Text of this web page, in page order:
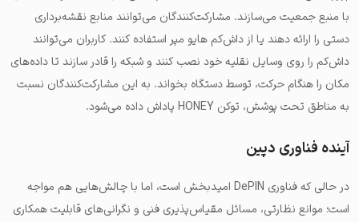
با منبع جمعیت می‌سازند. مشارکت‌کنندگان می‌توانند منابع نقشه‌برداری
دستی را ارائه دهند یا از داش‌کم هایو مپر استفاده کنند. کاربران می‌توانند
داش‌کم را روی وسایل نقلیه خود نصب کنند و شبکه را قادر سازند تا داده‌های
مکان را هنگام حرکت، توسط دستگاه بخواند. به این مشارکت‌کنندگان نسبت
به مناطق تحت پوشش، توکن HONEY پاداش داده می‌شود.
آینده فناوری دپین
در حالی که فناوری DePIN امیدبخش است، اما با چالش‌هایی هم مواجه
است؛ موانع نظارتی، مسائل مقیاس‌پذیری فنی و نگرانی‌های قابلیت همکاری